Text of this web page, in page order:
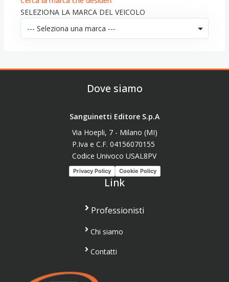
SELEZIONA LA MARCA DEL VEICOLO
Dove siamo
Sanguinetti Editore S.p.A
Via Hoepli, 7 - Milano (MI)
P.Iva e C.F. 04156070155
Codice Univoco USAL8PV
Privacy Policy Cookie Policy
Link
Professionisti
Chi siamo
Contatti